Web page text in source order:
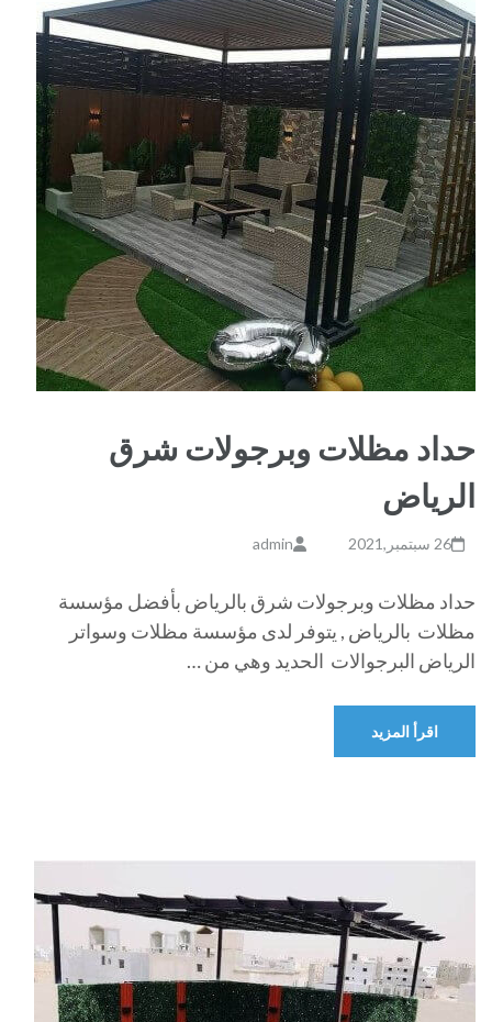
حداد مظلات وبرجولات شرق
الرياض
26 سبتمبر,2021 admin
حداد مظلات وبرجولات شرق بالرياض بأفضل مؤسسة
مظلات بالرياض , يتوفر لدى مؤسسة مظلات وسواتر
الرياض البرجوالات الحديد وهي من …
اقرأ المزيد